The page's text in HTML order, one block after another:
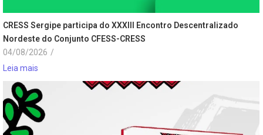
CRESS Sergipe participa do XXXIII Encontro Descentralizado
Nordeste do Conjunto CFESS-CRESS
04/08/2026 /
Leia mais